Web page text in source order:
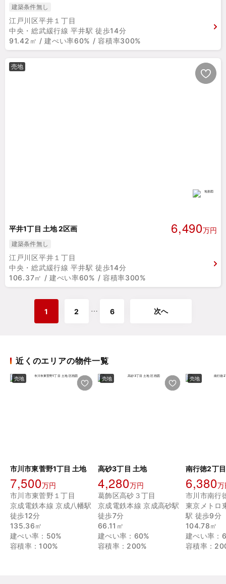
建築条件無し
江戸川区平井１丁目
中央・総武緩行線 平井駅 徒歩14分
91.42㎡ / 建ぺい率60% / 容積率300%
売地
平井1丁目 土地 2区画 6,490万円
建築条件無し
江戸川区平井１丁目
中央・総武緩行線 平井駅 徒歩14分
106.37㎡ / 建ぺい率60% / 容積率300%
1 2 ⋯ 6 次へ
近くのエリアの物件一覧
売地
市川市東菅野1丁目 土地
7,500万円
市川市東菅野１丁目
京成電鉄本線 京成八幡駅
徒歩12分
135.36㎡
建ぺい率：50%
容積率：100%
売地
高砂3丁目 土地
4,280万円
葛飾区高砂３丁目
京成電鉄本線 京成高砂駅
徒歩7分
66.11㎡
建ぺい率：60%
容積率：200%
売地
南行徳2丁
6,380万
市川市南行
東京メトロ
駅 徒歩9分
104.78㎡
建ぺい率：
容積率：